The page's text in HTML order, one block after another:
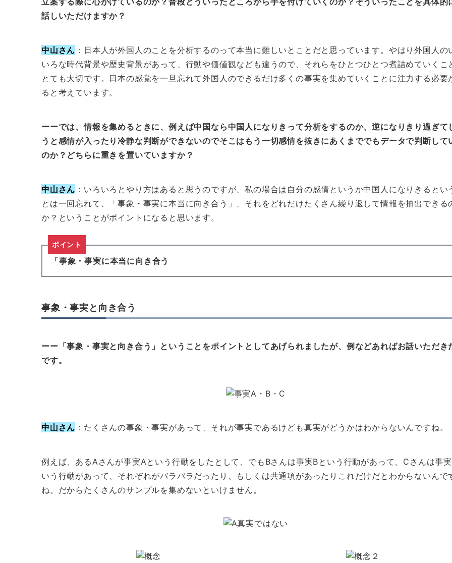
話しいただけますか？
中山さん ：日本人が外国人のことを分析するのって本当に難しいとことだと思っています。やはり外国人の
いろな時代背景や歴史背景があって、行動や価値観なども違うので、それらをひとつひとつ煮詰めていくこ
とても大切です。日本の感覚を一旦忘れて外国人のできるだけ多くの事実を集めていくことに注力する必要
ると考えています。
ーーでは、情報を集めるときに、例えば中国なら中国人になりきって分析をするのか、逆になりきり過ぎて
うと感情が入ったり冷静な判断ができないのでそこはもう一切感情を抜きにあくまででもデータで判断して
のか？どちらに重きを置いていますか？
中山さん ：いろいろとやり方はあると思うのですが、私の場合は自分の感情というか中国人になりきるとい
とは一回忘れて、「事象・事実に本当に向き合う」、それをどれだけたくさん繰り返して情報を抽出できる
か？ということがポイントになると思います。
ポイント
「事象・事実に本当に向き合う
事象・事実と向き合う
ーー「事象・事実と向き合う」ということをポイントとしてあげられましたが、例などあればお話いただき
です。
中山さん ：たくさんの事象・事実があって、それが事実であるけども真実がどうかはわからないんですね。
例えば、あるAさんが事実Aという行動をしたとして、でもBさんは事実Bという行動があって、Cさんは事
いう行動があって、それぞれがバラバラだったり、もしくは共通項があったりこれだけだとわからないんで
ね。だからたくさんのサンプルを集めないといけません。